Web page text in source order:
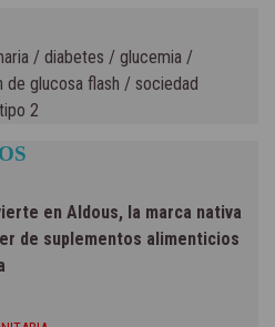
/ diabetes / glucemia /
de glucosa flash / sociedad
tipo 2
en Aldous, la marca nativa
de suplementos alimenticios